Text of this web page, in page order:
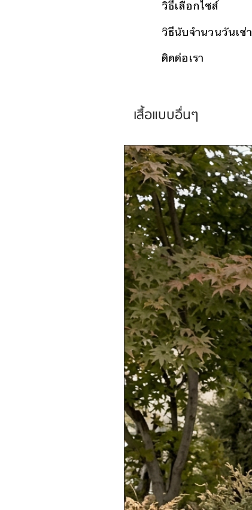
วิธีเลือกไซส์
วิธีนับจำนวนวันเช่า
ติดต่อเรา
เสื้อแบบอื่นๆ